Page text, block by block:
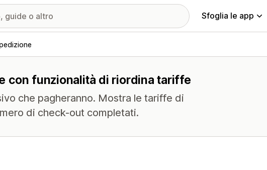
Sfoglia le app
con funzionalità di riordina tariffe
che pagheranno. Mostra le tariffe di
di check-out completati.